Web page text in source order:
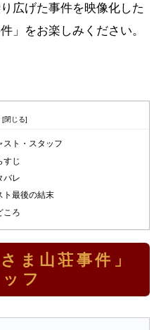
広げた事件を映像化した
」をお楽しみください。
スト・スタッフ
すじ
バレ
ト最後の結末
ころ
ま山荘事件」
フ